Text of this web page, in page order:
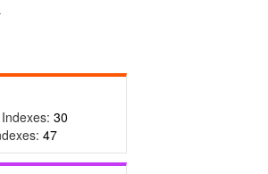
30
47